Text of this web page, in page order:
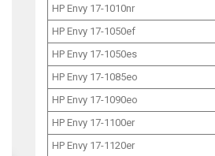
HP Envy 17-1010nr
HP Envy 17-1050ef
HP Envy 17-1050es
HP Envy 17-1085eo
HP Envy 17-1090eo
HP Envy 17-1100er
HP Envy 17-1120er